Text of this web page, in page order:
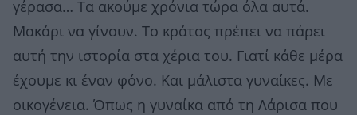
γέρασα… Τα ακούμε χρόνια τώρα όλα αυτά.
Μακάρι να γίνουν. Το κράτος πρέπει να πάρει
αυτή την ιστορία στα χέρια του. Γιατί κάθε μέρα
έχουμε κι έναν φόνο. Και μάλιστα γυναίκες. Με
οικογένεια. Όπως η γυναίκα από τη Λάρισα που